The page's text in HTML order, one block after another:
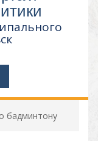
бадминтону